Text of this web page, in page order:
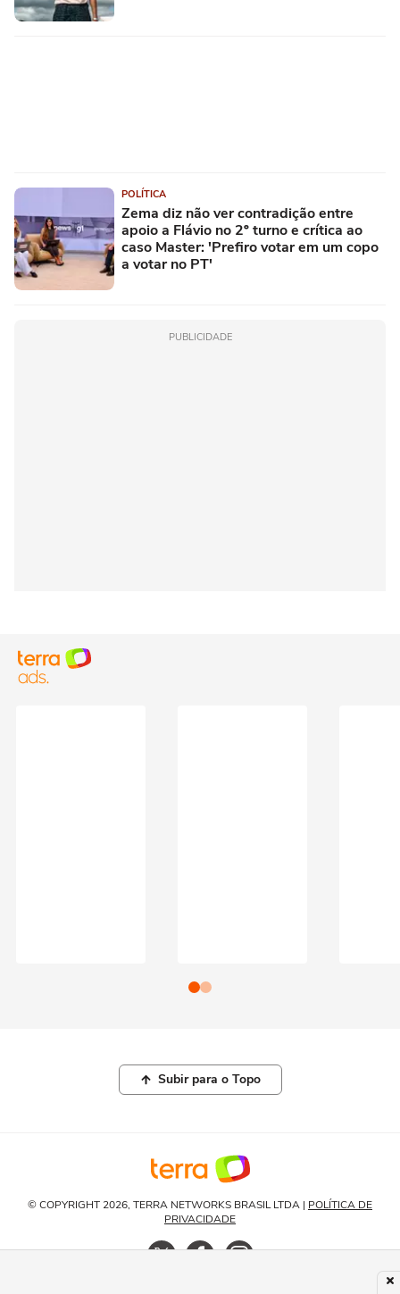
POLÍTICA
Zema diz não ver contradição entre
apoio a Flávio no 2º turno e crítica ao
caso Master: 'Prefiro votar em um copo
a votar no PT'
PUBLICIDADE
Subir para o Topo
© COPYRIGHT 2026, TERRA NETWORKS BRASIL LTDA | POLÍTICA DE
PRIVACIDADE